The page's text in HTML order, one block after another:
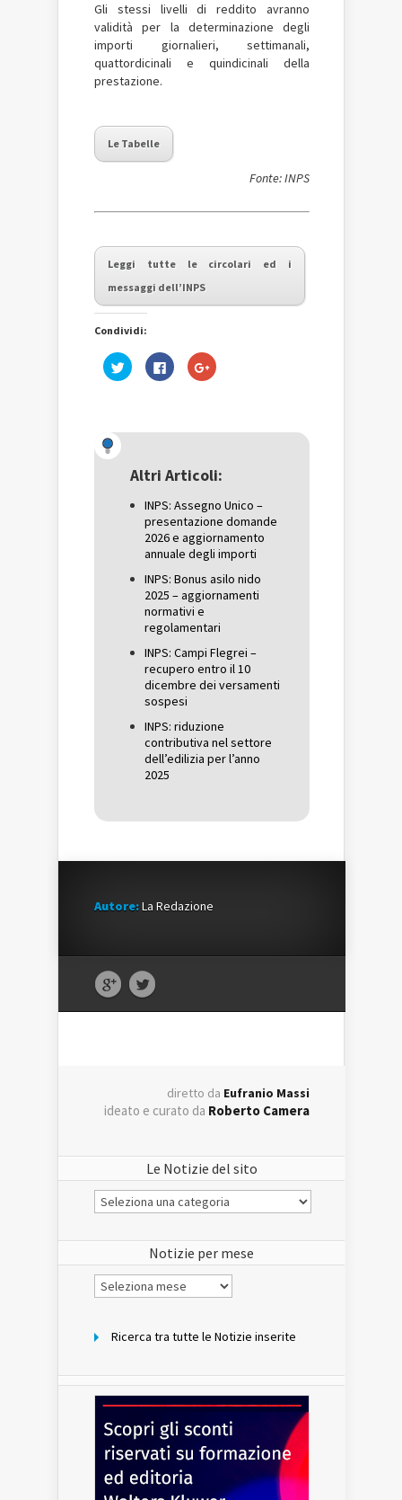
Gli stessi livelli di reddito avranno
validità per la determinazione degli
importi giornalieri, settimanali,
quattordicinali e quindicinali della
prestazione.
Le Tabelle
Fonte: INPS
Leggi tutte le circolari ed i
messaggi dell’INPS
Condividi:
Fai
clic
una
nuova
Fai
clic
nuova
finestra)
Fai
clic
una
nuova
Altri Articoli:
INPS: Assegno Unico –
presentazione domande
2026 e aggiornamento
annuale degli importi
INPS: Bonus asilo nido
2025 – aggiornamenti
normativi e
regolamentari
INPS: Campi Flegrei –
recupero entro il 10
dicembre dei versamenti
sospesi
INPS: riduzione
contributiva nel settore
dell’edilizia per l’anno
2025
Autore:La Redazione
diretto da Eufranio Massi
ideato e curato da Roberto Camera
Le Notizie del sito
Le
Notizie
Notizie per mese
Notizie
per
Ricerca tra tutte le Notizie inserite